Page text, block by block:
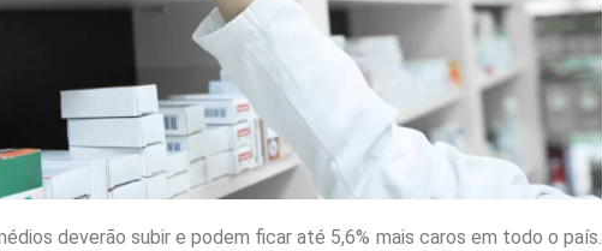
deverão subir e podem ficar até 5,6% mais caros em todo o país.